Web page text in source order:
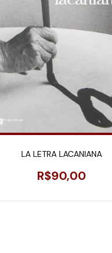
LA LETRA LACANIANA
R$90,00